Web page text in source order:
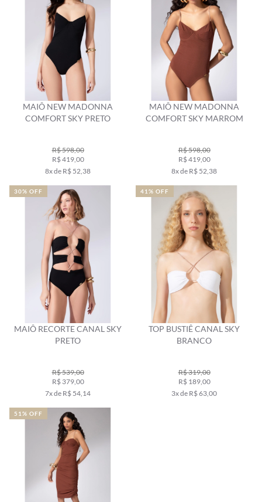
MAIÔ NEW MADONNA
COMFORT SKY PRETO
R$ 598,00
R$ 419,00
8x de R$ 52,38
MAIÔ NEW MADONNA
COMFORT SKY MARROM
R$ 598,00
R$ 419,00
8x de R$ 52,38
MAIÔ RECORTE CANAL SKY
PRETO
R$ 539,00
R$ 379,00
7x de R$ 54,14
30% OFF
TOP BUSTIÊ CANAL SKY
BRANCO
R$ 319,00
R$ 189,00
3x de R$ 63,00
41% OFF
51% OFF